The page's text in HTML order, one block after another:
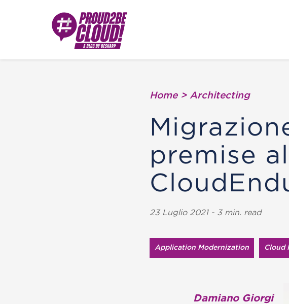
Home > Architecting
premise
23 Luglio 2021 - 3 min. read
Application Modernization Cloud
Damiano Giorgi